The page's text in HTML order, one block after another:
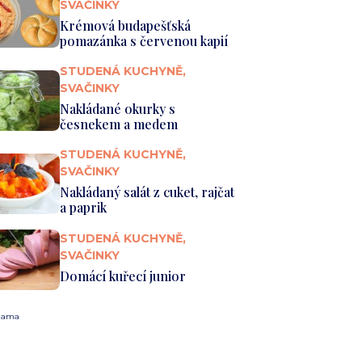
SVAČINKY
Krémová budapešťská
pomazánka s červenou kapií
STUDENÁ KUCHYNĚ,
SVAČINKY
Nakládané okurky s
česnekem a medem
STUDENÁ KUCHYNĚ,
SVAČINKY
Nakládaný salát z cuket, rajčat
a paprik
STUDENÁ KUCHYNĚ,
SVAČINKY
Domácí kuřecí junior